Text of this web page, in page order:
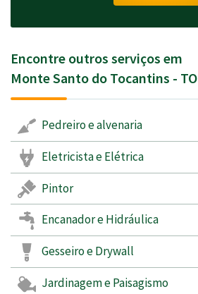
Encontre outros serviços em
Monte Santo do Tocantins - TO
Pedreiro e alvenaria
Eletricista e Elétrica
Pintor
Encanador e Hidráulica
Gesseiro e Drywall
Jardinagem e Paisagismo